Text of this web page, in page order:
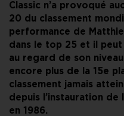
Classic n’a provoqué
20 du classement
performance de
dans le top 25 et il peut
au regard de son
encore plus de la 15e
classement jamais
depuis l’instauration de
en 1986.